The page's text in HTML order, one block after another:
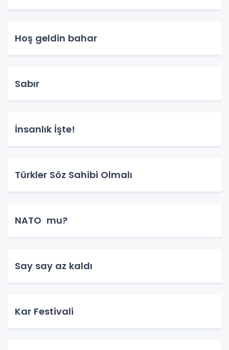
Hoş geldin bahar
Sabır
İnsanlık İşte!
Türkler Söz Sahibi Olmalı
NATO mu?
Say say az kaldı
Kar Festivali